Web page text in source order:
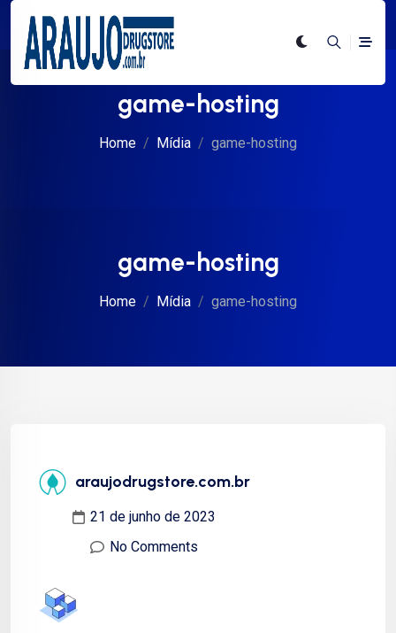
game-hosting
Home Mídia game-hosting
game-hosting
Home Mídia game-hosting
araujodrugstore.com.br
21 de junho de 2023
No Comments